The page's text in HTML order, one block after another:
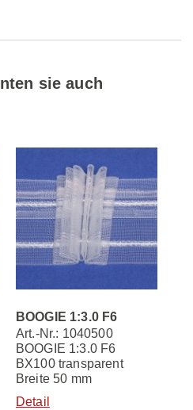
sie auch
BOOGIE 1:3.0 F6
Art.-Nr.: 1040500
BOOGIE 1:3.0 F6
BX100 transparent
Breite 50 mm
Detail